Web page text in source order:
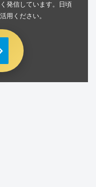
発信しています。日頃
用ください。